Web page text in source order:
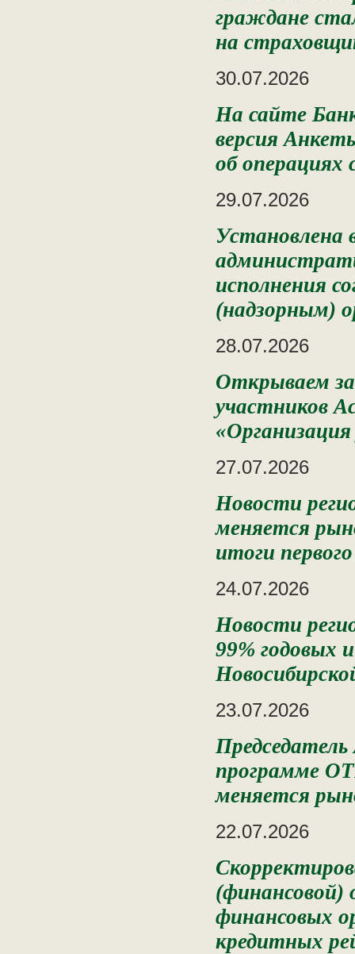
граждане
на
30.07.2026
На сайте
версия
об
29.07.2026
Установлена
исполнения
(надзорным)
28.07.2026
Открываем
участников
27.07.2026
Новости
меняется
итоги
24.07.2026
Новости
99% годовых
23.07.2026
программе
меняется
22.07.2026
финансовых
кредитных